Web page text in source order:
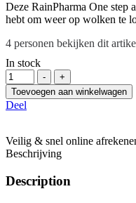
Deze RainPharma One step
hebt om weer op wolken te
4 personen bekijken dit
In stock
Hoeveelheid
-
+
Toevoegen aan winkelwagen
Deel
Veilig & snel online
Beschrijving
Description